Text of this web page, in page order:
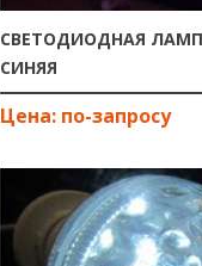
СВЕТОДИОДНАЯ
СИНЯЯ